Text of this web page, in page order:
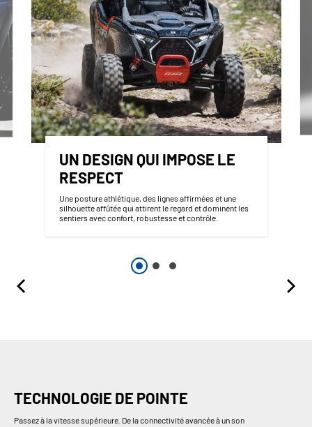
UN DESIGN QUI IMPOSE LE
RESPECT
Une posture athlétique, des lignes affirmées et une
silhouette affûtée qui attirent le regard et dominent les
sentiers avec confort, robustesse et contrôle.
TECHNOLOGIE DE POINTE
Passez à la vitesse supérieure. De la connectivité avancée à un son